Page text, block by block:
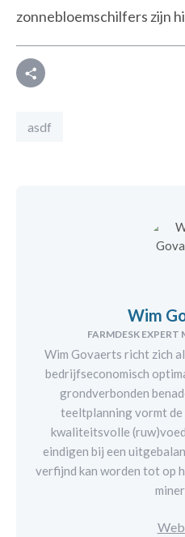
zonnebloemschilfers zijn
Deel
asdf
Wim
FARMDESK EXPERT
Wim Govaerts richt zich
bedrijfseconomisch
grondverbonden
teeltplanning vormt de
kwaliteitsvolle
eindigen bij een
verfijnd kan worden tot op